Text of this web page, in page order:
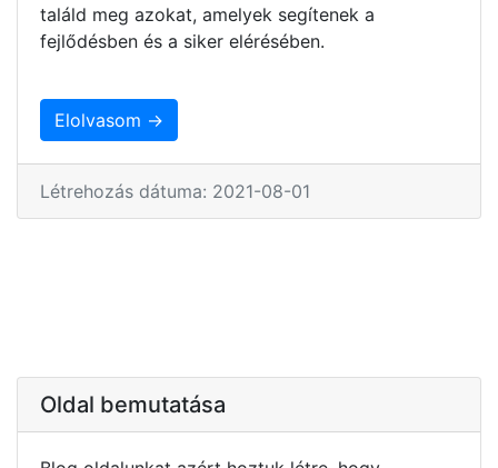
találd meg azokat, amelyek segítenek a
fejlődésben és a siker elérésében.
Elolvasom →
Létrehozás dátuma: 2021-08-01
Oldal bemutatása